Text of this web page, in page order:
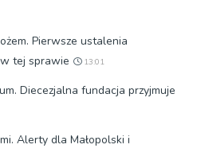
Pierwsze ustalenia
tej sprawie
13:01
Diecezjalna fundacja przyjmuje
Alerty dla Małopolski i